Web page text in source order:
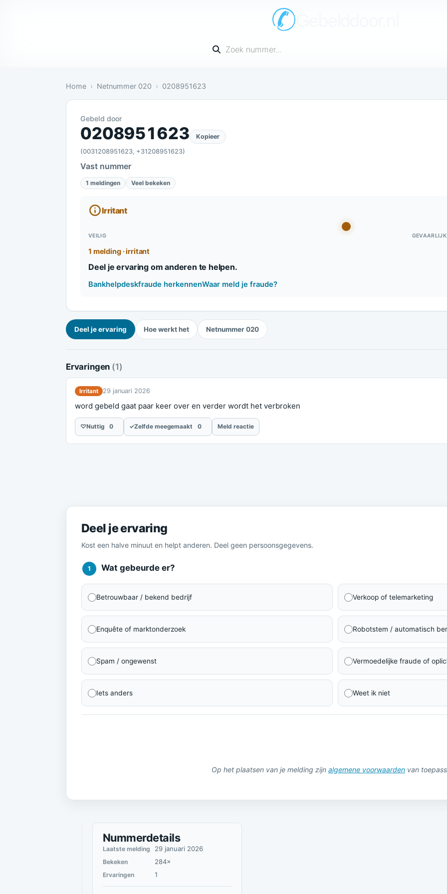
Vul een telefoonnummer in
Home Netnummer 020 0208951623
Irritant: 1 melding bevestigt dit
Gebeld door
0208951623
(0031208951623, +31208951623)
Kopieer
Vast nummer
1 meldingen Veel bekeken
Irritant
VEILIG GEVAARLIJK
1 melding · irritant
Deel je ervaring om anderen te helpen.
Bankhelpdeskfraude herkennenWaar meld je fraude?
Deel je ervaring Hoe werkt het Netnummer 020
Ervaringen (1)
Irritant 29 januari 2026
word gebeld gaat paar keer over en verder wordt het verbroken
♡Nuttig 0 ✓Zelfde meegemaakt 0 Meld reactie
Deel je ervaring
Kost een halve minuut en helpt anderen. Deel geen persoonsgegevens.
1 Wat gebeurde er?
Betrouwbaar / bekend bedrijf Verkoop of telemarketing
Enquête of marktonderzoek Robotstem / automatisch
Spam / ongewenst Vermoedelijke fraude of
Iets anders Weet ik niet
Op het plaatsen van je melding zijn algemene voorwaarden van
Nummerdetails
Laatste melding 29 januari 2026
Bekeken 284×
Ervaringen 1